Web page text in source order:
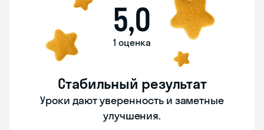
5,0
1 оценка
Стабильный результат
Уроки дают уверенность и заметные
улучшения.